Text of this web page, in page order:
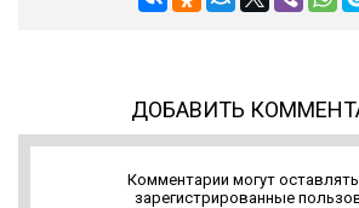
ДОБАВИТЬ
Комментарии могут
зарегистрированные